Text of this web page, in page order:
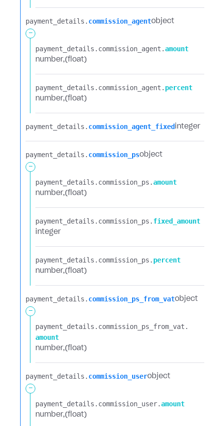
payment_details.​ commission_agentobject
-
payment_details.​ commission_agent.​amount
number (float)
payment_details.​ commission_agent.​ percent
number (float)
payment_details.​ commission_agent_fixed integer
payment_details.​ commission_psobject
-
payment_details.​ commission_ps.​amount
number (float)
payment_details.​ commission_ps.​ fixed_amount
integer
payment_details.​ commission_ps.​ percent
number (float)
payment_details.​ commission_ps_from_vatobject
-
payment_details.​ commission_ps_from_vat.​
amount
number (float)
payment_details.​ commission_userobject
-
payment_details.​ commission_user.​amount
number (float)